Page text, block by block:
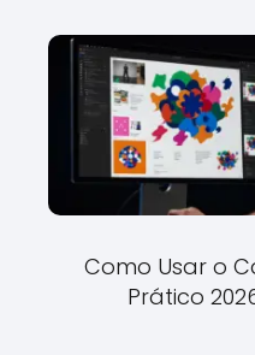
Como Usar o
Prático